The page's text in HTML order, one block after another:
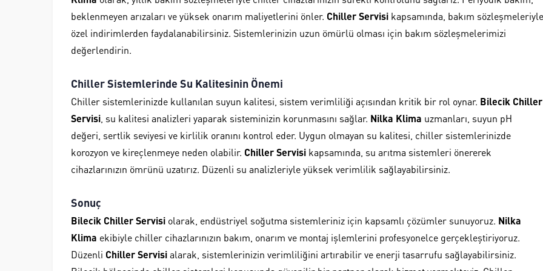
beklenmeyen arızaları ve yüksek onarım maliyetlerini önler. Chiller Servisi kapsamında, bakım sözleşmeleriyle
özel indirimlerden faydalanabilirsiniz. Sistemlerinizin uzun ömürlü olması için bakım sözleşmelerimizi
değerlendirin.
Chiller Sistemlerinde Su Kalitesinin Önemi
Chiller sistemlerinizde kullanılan suyun kalitesi, sistem verimliliği açısından kritik bir rol oynar. Bilecik Chiller
Servisi , su kalitesi analizleri yaparak sisteminizin korunmasını sağlar. Nilka Klima uzmanları, suyun pH
değeri, sertlik seviyesi ve kirlilik oranını kontrol eder. Uygun olmayan su kalitesi, chiller sistemlerinizde
korozyon ve kireçlenmeye neden olabilir. Chiller Servisi kapsamında, su arıtma sistemleri önererek
cihazlarınızın ömrünü uzatırız. Düzenli su analizleriyle yüksek verimlilik sağlayabilirsiniz.
Sonuç
Bilecik Chiller Servisi olarak, endüstriyel soğutma sistemleriniz için kapsamlı çözümler sunuyoruz. Nilka
Klima ekibiyle chiller cihazlarınızın bakım, onarım ve montaj işlemlerini profesyonelce gerçekleştiriyoruz.
Düzenli Chiller Servisialarak, sistemlerinizin verimliliğini artırabilir ve enerji tasarrufu sağlayabilirsiniz.